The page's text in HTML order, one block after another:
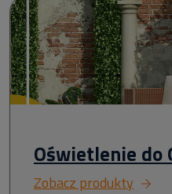
Oświetlenie do
Zobacz produkty